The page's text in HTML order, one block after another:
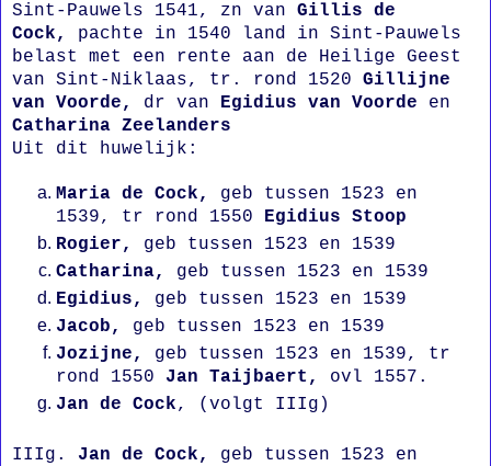
Sint-Pauwels 1541, zn van Gillis de
Cock,
pachte in 1540 land in Sint-Pauwels
belast met een rente aan de Heilige Geest
van Sint-Niklaas, tr. rond 1520 Gillijne
van Voorde, dr van Egidius van Voorde en
Catharina Zeelanders
Uit dit huwelijk:
Maria de Cock, geb tussen 1523 en
1539, tr rond 1550 Egidius Stoop
Rogier, geb tussen 1523 en 1539
Catharina, geb tussen 1523 en 1539
Egidius, geb tussen 1523 en 1539
Jacob, geb tussen 1523 en 1539
Jozijne, geb tussen 1523 en 1539, tr
rond 1550 Jan Taijbaert, ovl 1557.
Jan de Cock, (volgt IIIg)
IIIg. Jan de Cock, geb tussen 1523 en